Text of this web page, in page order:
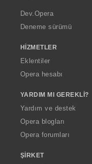
a
Dev.Opera
Deneme sürümü
HIZMETLER
Eklentiler
Opera hesabı
YARDIM MI GEREKLI?
Yardım ve destek
Opera blogları
Opera forumları
ŞIRKET